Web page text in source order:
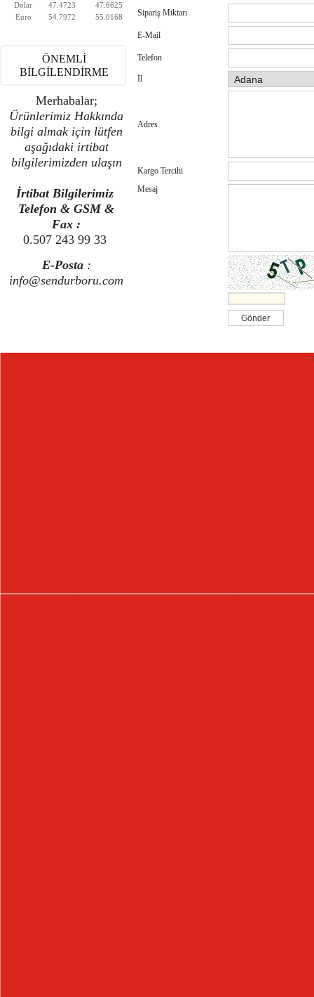
Dolar
47.4723
47.6625
Euro
54.7972 55.0168
ÖNEMLİ
BİLGİLENDİRME
Merhabalar;
Ürünlerimiz Hakkında
bilgi almak için lütfen
aşağıdaki irtibat
bilgilerimizden ulaşın
İrtibat Bilgilerimiz
Telefon & GSM &
Fax :
0.507 243 99 33
E-Posta :
info@sendurboru.com
Sipariş Miktarı
E-Mail
Telefon
İl
Adres
Kargo Tercihi
Mesaj